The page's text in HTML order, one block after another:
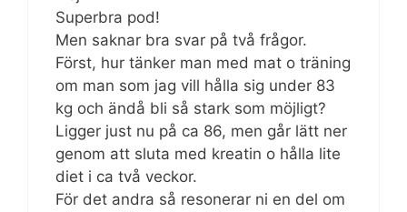
Superbra pod!
Men saknar bra svar på två frågor.
Först, hur tänker man med mat o träning
om man som jag vill hålla sig under 83
kg och ändå bli så stark som möjligt?
Ligger just nu på ca 86, men går lätt ner
genom att sluta med kreatin o hålla lite
diet i ca två veckor.
För det andra så resonerar ni en del om